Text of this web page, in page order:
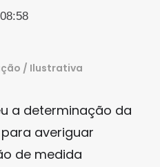
/ Ilustrativa
a determinação da
averiguar
de medida